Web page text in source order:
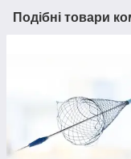
Подібні товари